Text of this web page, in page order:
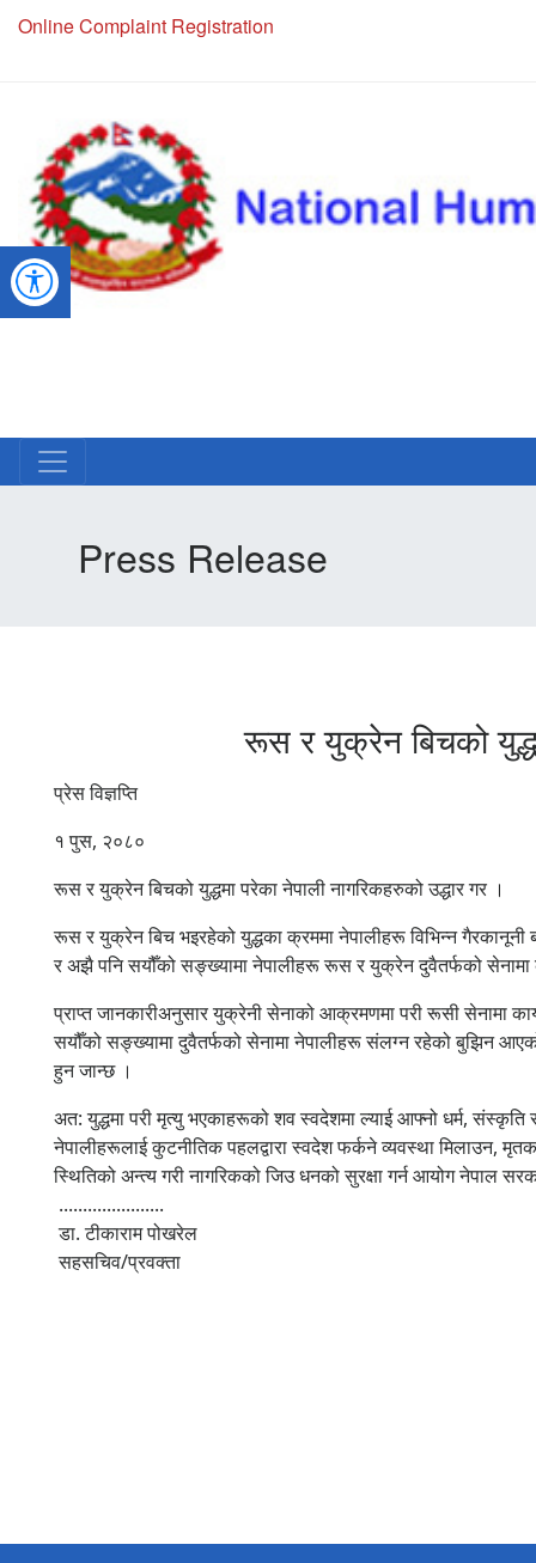
Online Complaint Registration
Press Release
रूस र युक्रेन बिचको
प्रेस विज्ञप्ति
१ पुस, २०८०
रूस र युक्रेन बिचको युद्धमा परेका नेपाली नागरिकहरुको उद्धार गर ।
रूस र युक्रेन बिच भइरहेको युद्धका क्रममा नेपालीहरू विभिन्न गैरकानूनी
र अझै पनि सयौँको सङ्ख्यामा नेपालीहरू रूस र युक्रेन दुवैतर्फको सेनामा
प्राप्त जानकारीअनुसार युक्रेनी सेनाको आक्रमणमा परी रूसी सेनामा
सयौँको सङ्ख्यामा दुवैतर्फको सेनामा नेपालीहरू संलग्न रहेको बुझिन
हुन जान्छ ।
अत: युद्धमा परी मृत्यु भएकाहरूको शव स्वदेशमा ल्याई आफ्नो धर्म, संस्कृति
नेपालीहरूलाई कुटनीतिक पहलद्वारा स्वदेश फर्कने व्यवस्था मिलाउन,
स्थितिको अन्त्य गरी नागरिकको जिउ धनको सुरक्षा गर्न आयोग नेपाल
......................
डा. टीकाराम पोखरेल
सहसचिव/प्रवक्ता